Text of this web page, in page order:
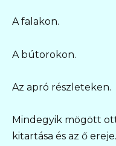
A falakon.
A bútorokon.
Az apró részleteken.
Mindegyik mögött
kitartása és az ő ereje.